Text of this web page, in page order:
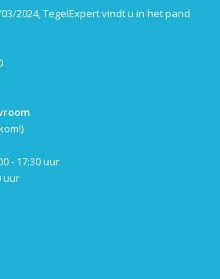
2024, TegelExpert vindt u in het pand
- 17:30 uur
uur